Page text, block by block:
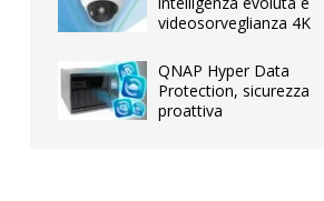
videosorveglianza 4K
QNAP Hyper Data
Protection, sicurezza
proattiva